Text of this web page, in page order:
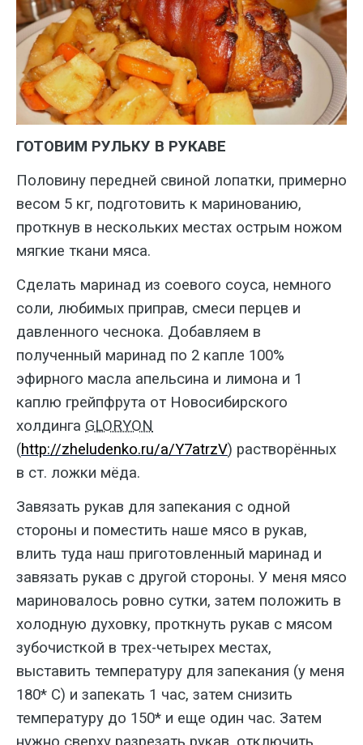
ГОТОВИМ РУЛЬКУ В РУКАВЕ
Половину передней свиной лопатки, примерно
весом 5 кг, подготовить к маринованию,
проткнув в нескольких местах острым ножом
мягкие ткани мяса.
Сделать маринад из соевого соуса, немного
соли, любимых приправ, смеси перцев и
давленного чеснока. Добавляем в
полученный маринад по 2 капле 100%
эфирного масла апельсина и лимона и 1
каплю грейпфрута от Новосибирского
холдинга GLORYON
(http://zheludenko.ru/a/Y7atrzV) растворённых
в ст. ложки мёда.
Завязать рукав для запекания с одной
стороны и поместить наше мясо в рукав,
влить туда наш приготовленный маринад и
завязать рукав с другой стороны. У меня мясо
мариновалось ровно сутки, затем положить в
холодную духовку, проткнуть рукав с мясом
зубочисткой в трех-четырех местах,
выставить температуру для запекания (у меня
180* С) и запекать 1 час, затем снизить
температуру до 150* и еще один час. Затем
нужно сверху разрезать рукав, отключить